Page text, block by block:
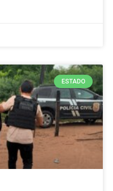
ESTADO